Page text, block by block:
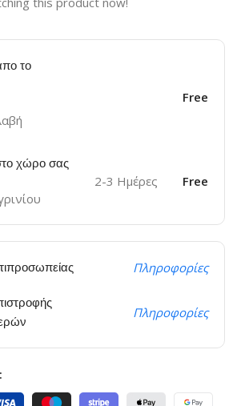
το
Free
χώρο σας
2-3 Ημέρες Free
Πληροφορίες
Πληροφορίες